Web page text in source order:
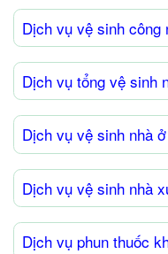
Dịch vụ vệ sinh công
Dịch vụ tổng vệ sinh
Dịch vụ vệ sinh nhà
Dịch vụ vệ sinh nhà
Dịch vụ phun thuốc